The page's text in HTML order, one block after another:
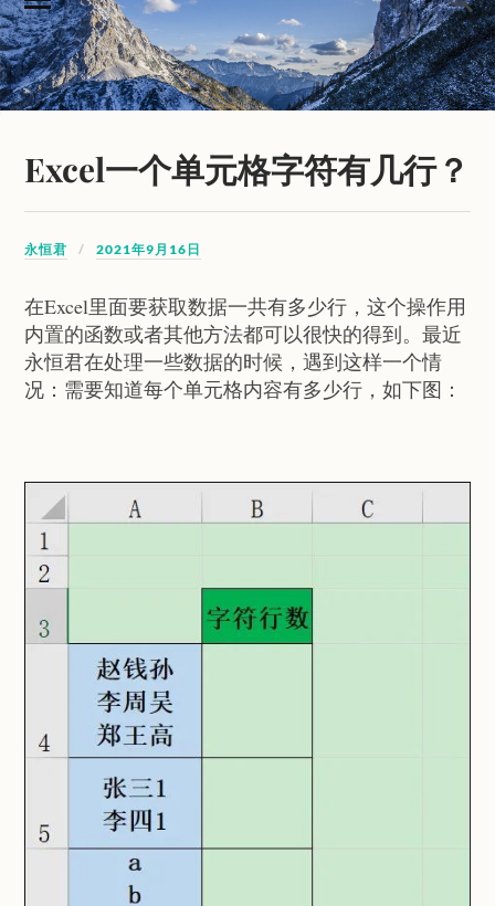
Excel一个单元格字符有几行？
永恒君 2021年9月16日
在Excel里面要获取数据一共有多少行，这个操作用
内置的函数或者其他方法都可以很快的得到。最近
永恒君在处理一些数据的时候，遇到这样一个情
况：需要知道每个单元格内容有多少行，如下图：